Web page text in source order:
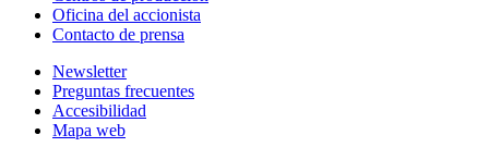
Oficina del accionista
Contacto de prensa
Newsletter
Preguntas frecuentes
Accesibilidad
Mapa web